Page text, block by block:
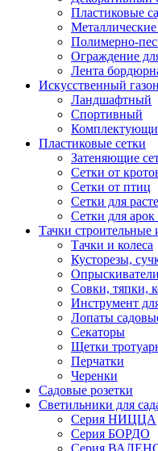
Пластиковые
Полимерно-
Ограждение
Лента
Искусственный газон
Ландшафтный
Спортивный
Пластиковые сетки
Затеняющие
Сетки от
Сетки от птиц
Сетки для
Сетки для
Тачки строительные
Тачки и колеса
Кусторезы,
Совки, тяпки,
Инструмент
Лопаты
Секаторы
Щетки
Перчатки
Черенки
Садовые розетки
Светильники для
Серия НИЦЦА
Серия БОРДО
Серия